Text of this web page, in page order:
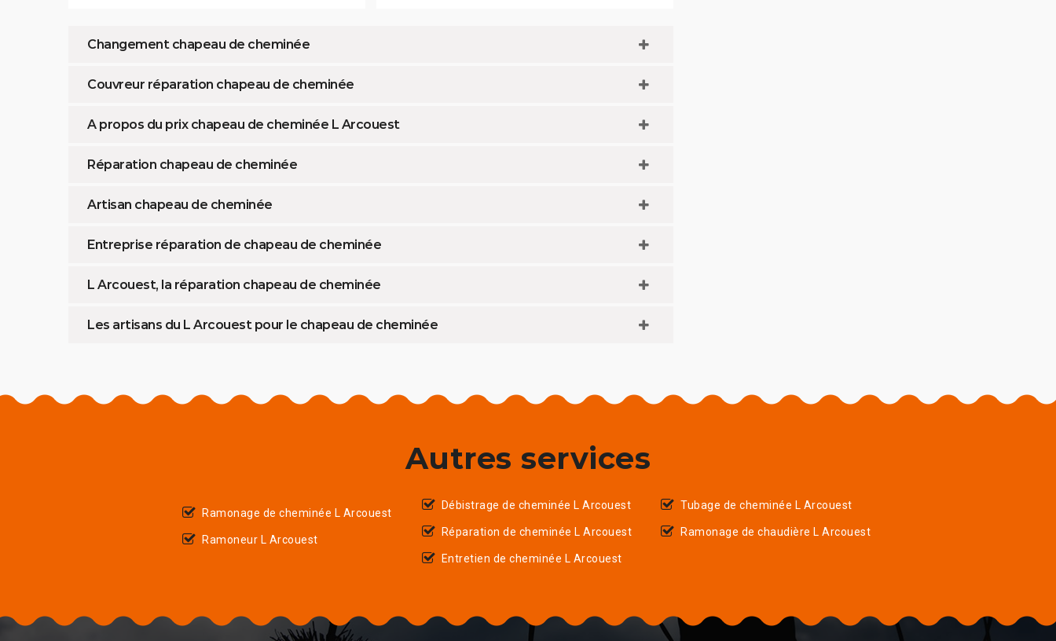
Changement chapeau de cheminée
Couvreur réparation chapeau de cheminée
A propos du prix chapeau de cheminée L Arcouest
Réparation chapeau de cheminée
Artisan chapeau de cheminée
Entreprise réparation de chapeau de cheminée
L Arcouest, la réparation chapeau de cheminée
Les artisans du L Arcouest pour le chapeau de cheminée
Autres services
Ramonage de cheminée L Arcouest
Ramoneur L Arcouest
Débistrage de cheminée L Arcouest
Réparation de cheminée L Arcouest
Entretien de cheminée L Arcouest
Tubage de cheminée L Arcouest
Ramonage de chaudière L Arcouest